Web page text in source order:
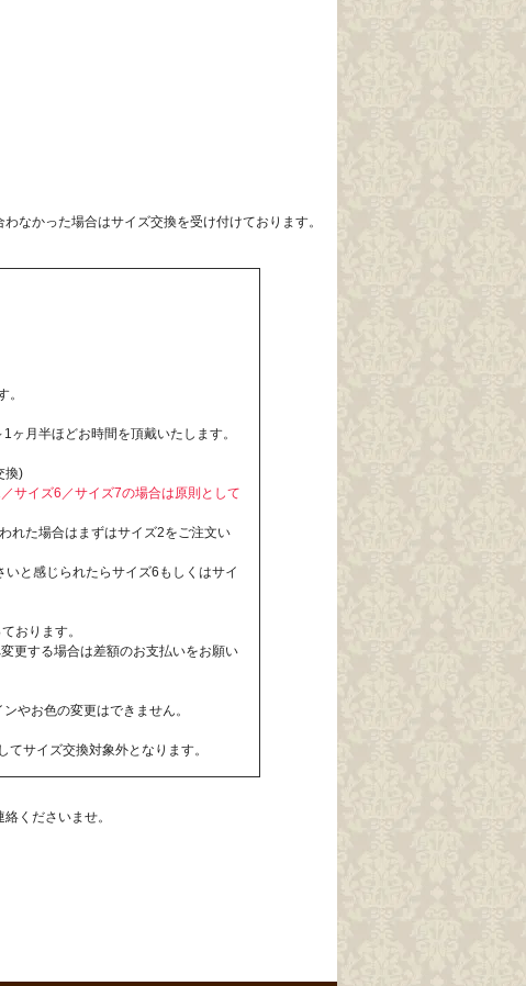
なかった場合はサイズ交換を受け付けております。
。
ヶ月半ほどお時間を頂戴いたします。
換)
サイズ6／サイズ7の場合は原則として
れた場合はまずはサイズ2をご注文い
と感じられたらサイズ6もしくはサイ
おります。
更する場合は差額のお支払いをお願い
やお色の変更はできません。
サイズ交換対象外となります。
絡くださいませ。